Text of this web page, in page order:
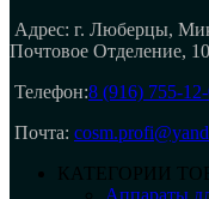
Адрес: г. Люберцы,
Почтовое Отделение,
Телефон:8 (916) 755-
Почта:
КАТЕГОРИИ
Аппараты